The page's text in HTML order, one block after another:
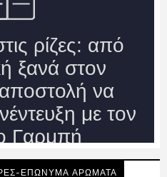
ΕΠΩΝΥΜΑ ΑΡΩΜΑΤΑ